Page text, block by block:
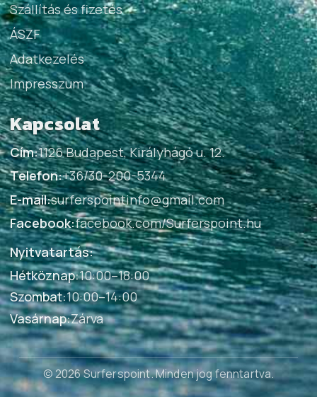
Szállítás és fizetés
ÁSZF
Adatkezelés
Impresszum
Kapcsolat
Cím:1126 Budapest, Királyhágó u. 12.
Telefon:+36/30-200-5344
E-mail:surferspointinfo@gmail.com
Facebook:facebook.com/Surferspoint.hu
Nyitvatartás:
Hétköznap:10:00–18:00
Szombat:10:00–14:00
Vasárnap:Zárva
© 2026 Surferspoint. Minden jog fenntartva.